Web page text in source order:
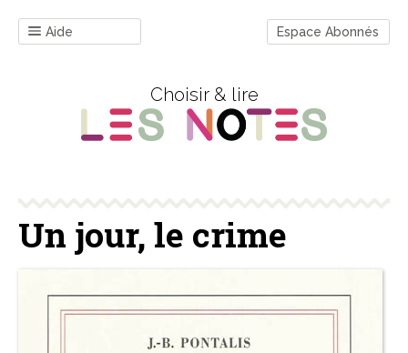
Aide Espace Abonnés
Choisir & lire
Un jour, le crime